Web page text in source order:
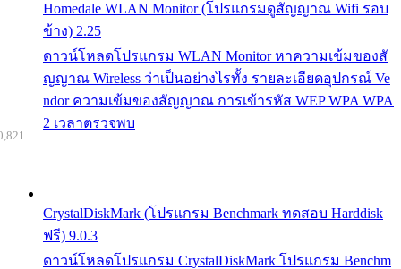
Homedale WLAN Monitor (โปรแกรมดูสัญญาณ Wifi รอบ
ข้าง) 2.25
ดาวน์โหลดโปรแกรม WLAN Monitor หาความเข้มของสั
ญญาณ Wireless ว่าเป็นอย่างไรทั้ง รายละเอียดอุปกรณ์ Ve
ndor ความเข้มของสัญญาณ การเข้ารหัส WEP WPA WPA
2 เวลาตรวจพบ
CrystalDiskMark (โปรแกรม Benchmark ทดสอบ Harddisk
ฟรี) 9.0.3
ดาวน์โหลดโปรแกรม CrystalDiskMark โปรแกรม Benchm